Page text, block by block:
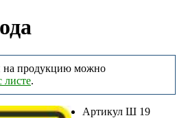
продукцию можно
листе.
Артикул Ш 19